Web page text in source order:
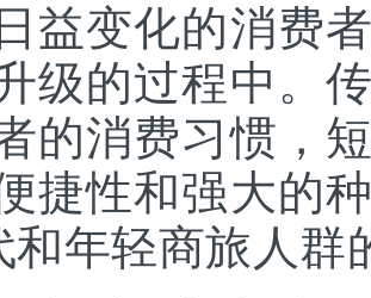
益变化的消费
级的过程中。
的消费习惯，
捷性和强大的
和年轻商旅人群